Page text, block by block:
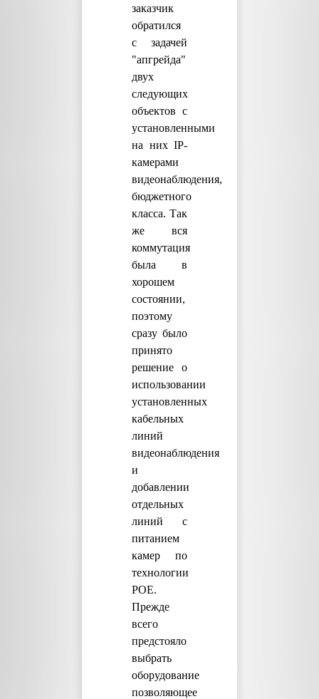
заказчик
обратился
с задачей
"апгрейда"
двух
следующих
объектов с
установленными
на них IP-
камерами
видеонаблюдения,
бюджетного
класса. Так
же вся
коммутация
была в
хорошем
состоянии,
поэтому
сразу было
принято
решение о
использовании
установленных
кабельных
линий
видеонаблюдения
и
добавлении
отдельных
линий с
питанием
камер по
технологии
POE.
Прежде
всего
предстояло
выбрать
оборудование
позволяющее